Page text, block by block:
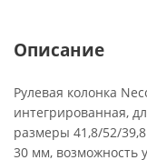
Описание
Рулевая колонка
интегрированная,
размеры 41,8/52/
30 мм, возможность